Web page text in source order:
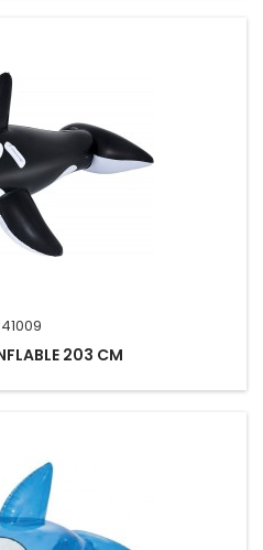
203 CM